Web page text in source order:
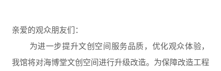
亲爱的观众朋友们：
为进一步提升文创空间服务品质，优化观众体验，
我馆将对海博堂文创空间进行升级改造。为保障改造工程